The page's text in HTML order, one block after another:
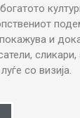
и
сликари,
со визија.